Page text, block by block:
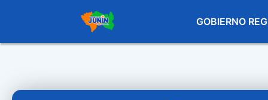
GOBIERNO